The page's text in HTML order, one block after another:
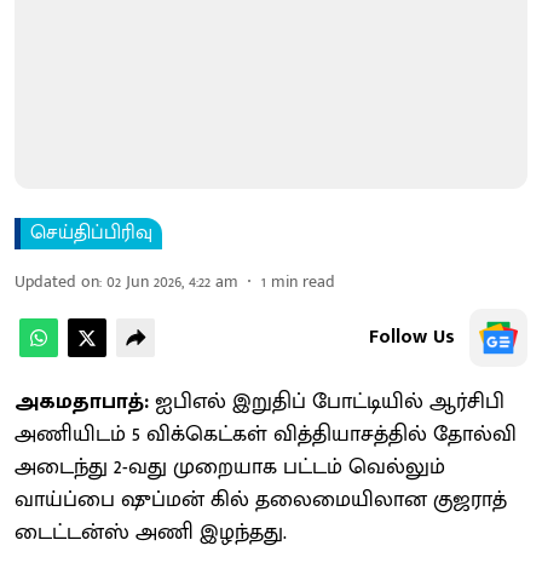
செய்திப்பிரிவு
Updated on:02 Jun 2026, 4:22 am 1 min read
Follow Us
அகம​தா​பாத்:ஐபிஎல் இறு​திப் போட்​டி​யில் ஆர்சிபி
அணி​யிடம் 5 விக்​கெட்​கள் வித்​தி​யாசத்​தில் தோல்வி
அடைந்து 2-வது முறையாக பட்​டம் வெல்​லும்
வாய்ப்பை ஷுப்​மன் கில் தலைமையி​லான குஜராத்
டைட்டன்ஸ் அணி இழந்​தது.